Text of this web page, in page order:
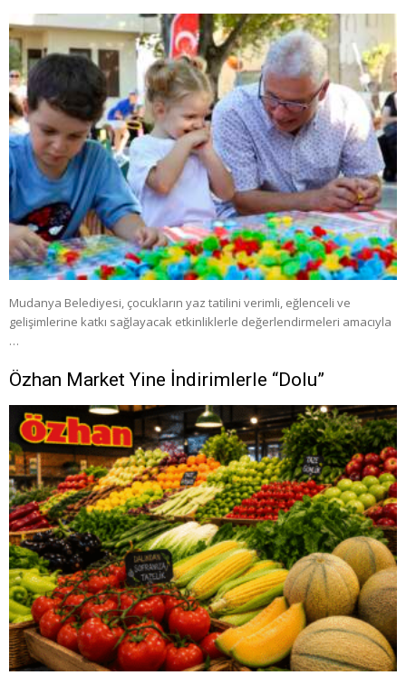
Mudanya Belediyesi, çocukların yaz tatilini verimli, eğlenceli ve
gelişimlerine katkı sağlayacak etkinliklerle değerlendirmeleri amacıyla
…
Özhan Market Yine İndirimlerle “Dolu”